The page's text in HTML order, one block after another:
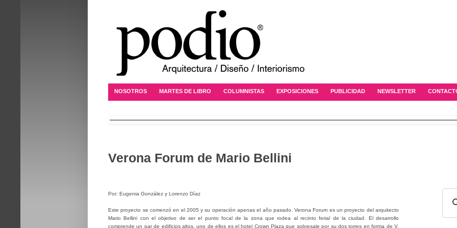
NOSOTROS MARTES DE LIBRO COLUMNISTAS EXPOSICIONES PUBLICIDAD NEWSLETTER
Verona Forum de Mario Bellini
Por: Eugenia González y Lorenzo Díaz
Este proyecto se comenzó en el 2005 y su operación apenas el año pasado. Verona Forum es un proyecto del arquitecto
Mario Bellini con el objetivo de ser el punto focal de la zona que rodea al recinto ferial de la ciudad. El desarrollo
comprende un par de edificios altos, uno de ellos es el hotel Crown Plaza que sobresale por su dos torres en forma de V.